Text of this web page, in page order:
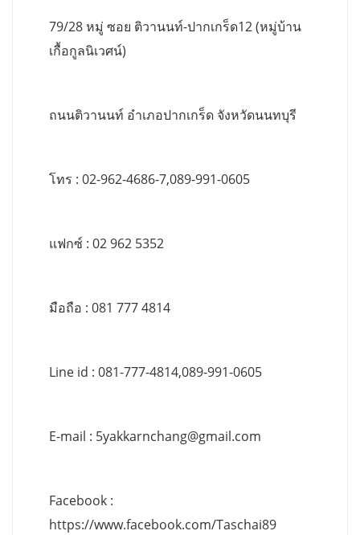
79/28 หมู่ ซอย ติวานนท์-ปากเกร็ด12 (หมู่บ้าน
เกื้อกูลนิเวศน์)
ถนนติวานนท์ อำเภอปากเกร็ด จังหวัดนนทบุรี
โทร : 02-962-4686-7,089-991-0605
แฟกซ์ : 02 962 5352
มือถือ : 081 777 4814
Line id : 081-777-4814,089-991-0605
E-mail : 5yakkarnchang@gmail.com
Facebook :
https://www.facebook.com/Taschai89